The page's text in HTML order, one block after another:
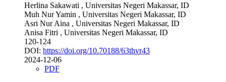
Herlina Sakawati , Universitas Negeri Makassar, ID
Muh Nur Yamin , Universitas Negeri Makassar, ID
Asri Nur Aina , Universitas Negeri Makassar, ID
Anisa Fitri , Universitas Negeri Makassar, ID
120-124
DOI: https://doi.org/10.70188/63thvr43
2024-12-06
PDF